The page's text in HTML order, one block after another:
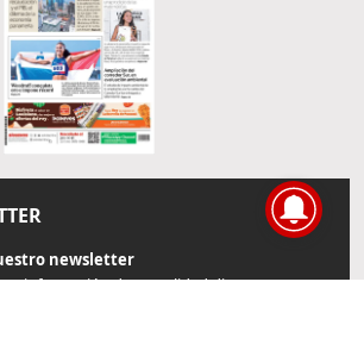
newsletter
información de actualidad directamente en